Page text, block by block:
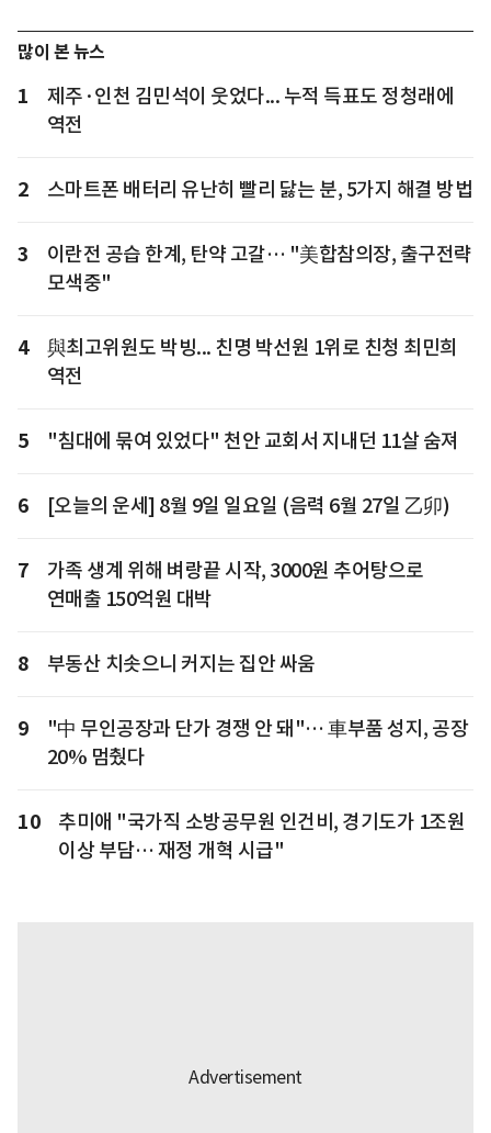
많이 본 뉴스
1
제주·인천 김민석이 웃었다... 누적 득표도 정청래에
역전
2 스마트폰 배터리 유난히 빨리 닳는 분, 5가지 해결 방법
3
이란전 공습 한계, 탄약 고갈… "美합참의장, 출구전략
모색중"
4
與최고위원도 박빙... 친명 박선원 1위로 친청 최민희
역전
5 "침대에 묶여 있었다" 천안 교회서 지내던 11살 숨져
6 [오늘의 운세] 8월 9일 일요일 (음력 6월 27일 乙卯)
7
가족 생계 위해 벼랑끝 시작, 3000원 추어탕으로
연매출 150억원 대박
8 부동산 치솟으니 커지는 집안 싸움
9
"中 무인공장과 단가 경쟁 안 돼"… 車부품 성지, 공장
20% 멈췄다
10
추미애 "국가직 소방공무원 인건비, 경기도가 1조원
이상 부담… 재정 개혁 시급"